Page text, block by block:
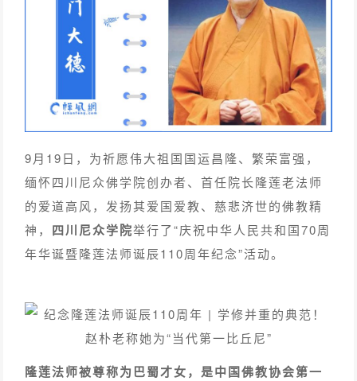
9月19日，为祈愿伟大祖国国运昌隆、繁荣富强，
缅怀四川尼众佛学院创办者、首任院长隆莲老法师
的爱道高风，发扬其爱国爱教、慈悲济世的佛教精
神， 四川尼众学院举行了“庆祝中华人民共和国70周
年华诞暨隆莲法师诞辰110周年纪念”活动。
隆莲法师被尊称为巴蜀才女，是中国佛教协会第一